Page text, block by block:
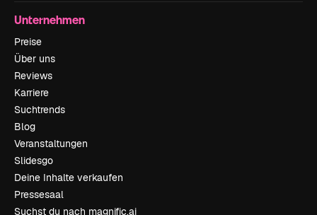
Unternehmen
Preise
Über uns
Reviews
Karriere
Suchtrends
Blog
Veranstaltungen
Slidesgo
Deine Inhalte verkaufen
Pressesaal
Suchst du nach magnific.ai